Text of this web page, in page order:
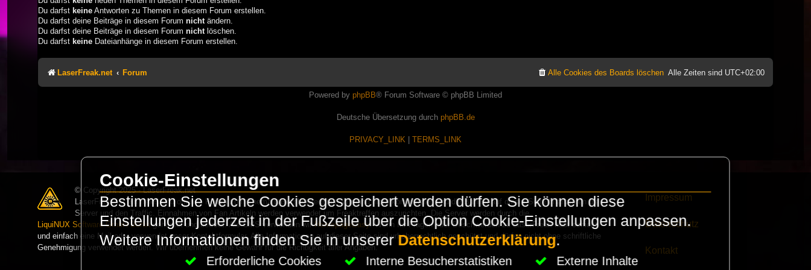
Du darfst keine Antworten zu Themen in diesem Forum erstellen.
Du darfst deine Beiträge in diesem Forum nicht ändern.
Du darfst deine Beiträge in diesem Forum nicht löschen.
Du darfst keine Dateianhänge in diesem Forum erstellen.
LaserFreak.net Forum Alle Zeiten sind UTC+02:00
Alle Cookies des Boards löschen
Powered by phpBB® Forum Software © phpBB Limited
Deutsche Übersetzung durch phpBB.de
PRIVACY_LINK TERMS_LINK
© Copyright 2025 - LaserFreak.net
LaserFreak ist ein freies und offenes Forum zum Thema Lasershowtechnik. Wir sind nicht kommerziell und die Banner auf dieser Seite finanzieren die
Server und den Traffic. Einnahmen von Fan Artikeln werden verwendet um Freaktreffen auszurichten. Die Server werden durch die
LiquiNUX Software GmbH Berlingehostet und betreut. Als CMS verwenden wirHomepageEasy. Wenn Ihr Fragen oder Beschwerden zu LaserFreak habt schickt
und einfach eine Mail oder verwendet unser Kontaktformular. Alle Informationen auf dieser Seite sind urheberrechtlich geschützt und dürfen nicht ohne schriftliche
Genehmigung verwendet werden. Wir übernehmen keine Gewähr für die Richtigkeit aller Angaben.
Impressum
Datenschutz
Kontakt
Cookie-Einstellungen
Bestimmen Sie welche Cookies gespeichert werden dürfen. Sie können diese
Einstellungen jederzeit in der Fußzeile über die Option Cookie-Einstellungen anpassen.
Weitere Informationen finden Sie in unsererDatenschutzerklärung.
Erforderliche Cookies Interne Besucherstatistiken Externe Inhalte